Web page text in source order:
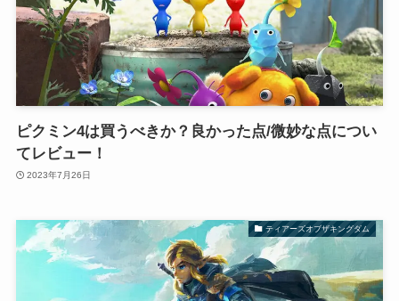
ピクミン4は買うべきか？良かった点/微妙な点につい
てレビュー！
2023年7月26日
ティアーズオブザキングダム